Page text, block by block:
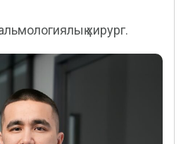
хирург.